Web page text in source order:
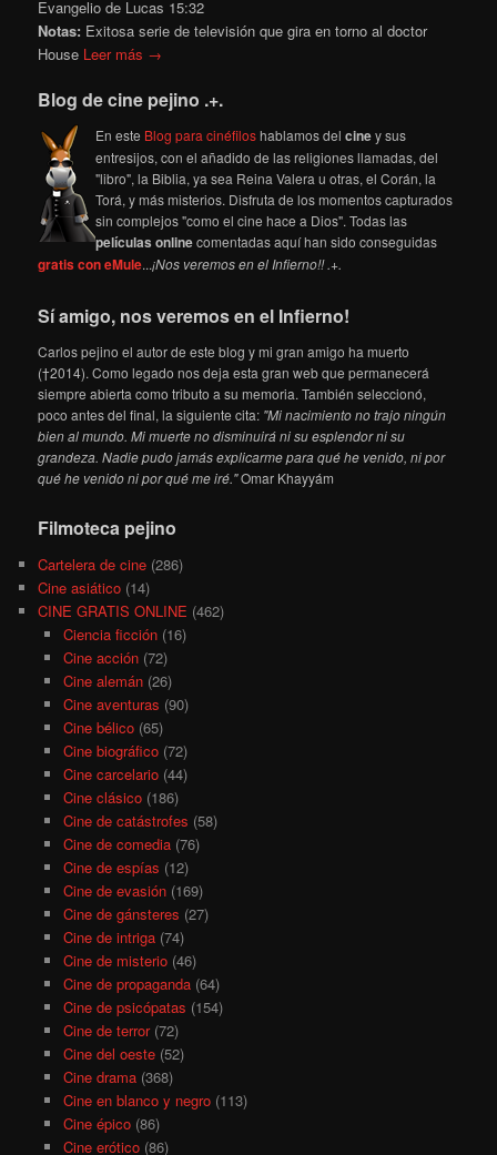
Evangelio de Lucas 15:32
Notas: Exitosa serie de televisión que gira en torno al doctor
House Leer más →
Blog de cine pejino .+.
En este Blog para cinéfiloshablamos delciney sus
entresijos, con el añadido de las religiones llamadas, del
"libro", la Biblia, ya sea Reina Valera u otras, el Corán, la
Torá, y más misterios. Disfruta de los momentos capturados
sin complejos "como el cine hace a Dios". Todas las
películas onlinecomentadas aquí han sido conseguidas
gratis con eMule...¡Nos veremos en el Infierno!! .+.
Sí amigo, nos veremos en el Infierno!
Carlos pejino el autor de este blog y mi gran amigo ha muerto
(†2014). Como legado nos deja esta gran web que permanecerá
siempre abierta como tributo a su memoria. También seleccionó,
poco antes del final, la siguiente cita: "Mi nacimiento no trajo ningún
bien al mundo. Mi muerte no disminuirá ni su esplendor ni su
grandeza. Nadie pudo jamás explicarme para qué he venido, ni por
qué he venido ni por qué me iré."Omar Khayyám
Filmoteca pejino
Cartelera de cine (286)
Cine asiático (14)
CINE GRATIS ONLINE (462)
Ciencia ficción(16)
Cine acción(72)
Cine alemán(26)
Cine aventuras (90)
Cine bélico(65)
Cine biográfico(72)
Cine carcelario(44)
Cine clásico(186)
Cine de catástrofes (58)
Cine de comedia(76)
Cine de espías (12)
Cine de evasión(169)
Cine de gánsteres (27)
Cine de intriga(74)
Cine de misterio(46)
Cine de propaganda(64)
Cine de psicópatas (154)
Cine de terror(72)
Cine del oeste(52)
Cine drama(368)
Cine en blanco y negro(113)
Cine épico(86)
Cine erótico(86)